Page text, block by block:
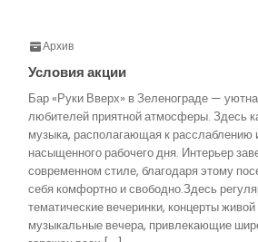
Архив
Условия акции
Бар «Руки Вверх» в Зеленограде —
любителей приятной атмосферы. Здесь
музыка, располагающая к расслаблению
насыщенного рабочего дня. Интерьер
современном стиле, благодаря этому
себя комфортно и свободно.Здесь
тематические вечеринки, концерты
музыкальные вечера, привлекающие